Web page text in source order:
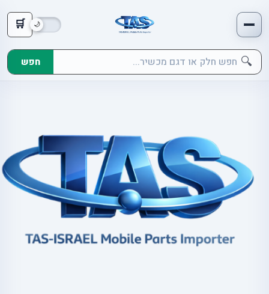
🛒
🔍 חפש